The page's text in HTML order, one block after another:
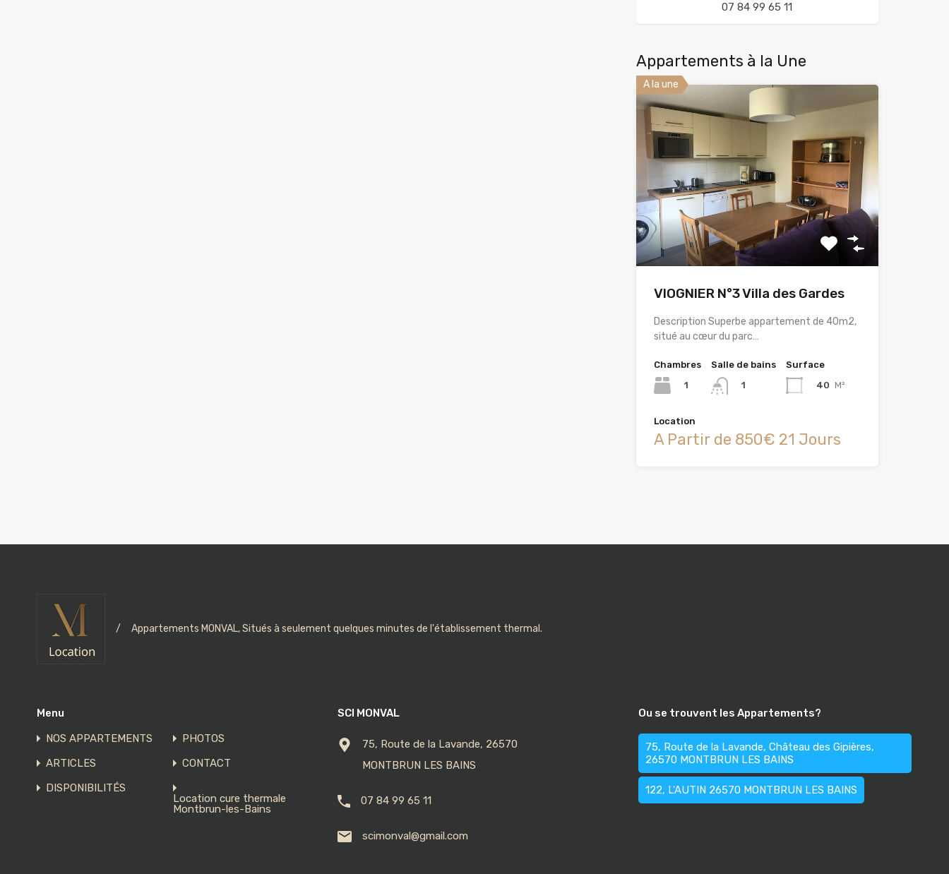
07 84 99 65 11
Appartements à la Une
A la une
VIOGNIER N°3 Villa des Gardes
Description Superbe appartement de 40m2,
situé au cœur du parc…
Chambres
1
Salle de bains
1
Surface
40 M²
Location
A Partir de 850€ 21 Jours
/ Appartements MONVAL, Situés à seulement quelques minutes de l'établissement thermal.
Menu
NOS APPARTEMENTS
PHOTOS
ARTICLES
CONTACT
DISPONIBILITÉS
Location cure thermale
Montbrun-les-Bains
SCI MONVAL
75, Route de la Lavande, 26570
MONTBRUN LES BAINS
07 84 99 65 11
scimonval@gmail.com
Ou se trouvent les Appartements?
75, Route de la Lavande, Château des Gipières,
26570 MONTBRUN LES BAINS
122, L'AUTIN 26570 MONTBRUN LES BAINS